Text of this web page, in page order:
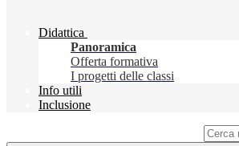
Didattica
Panoramica
Offerta formativa
I progetti delle classi
Info utili
Inclusione